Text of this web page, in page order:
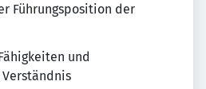
Führungsposition der
und